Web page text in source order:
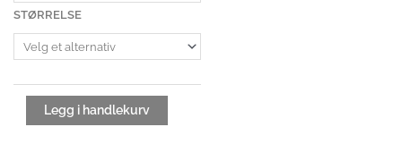
STØRRELSE
Legg i handlekurv